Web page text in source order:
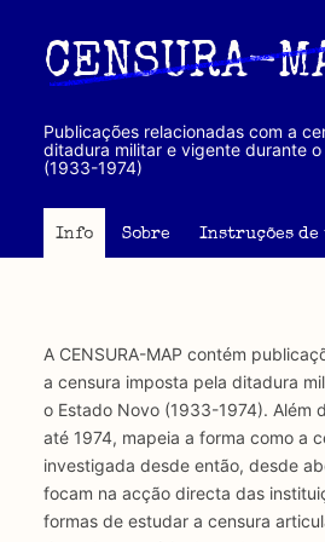
principal
CENSURA-
Publicações relacionadas com a
ditadura militar e vigente durante
(1933-1974)
Info Sobre Instruções
A CENSURA-MAP contém
a censura imposta pela ditadura
o Estado Novo (1933-1974). Além
até 1974, mapeia a forma como a
investigada desde então, desde
focam na acção directa das
formas de estudar a censura